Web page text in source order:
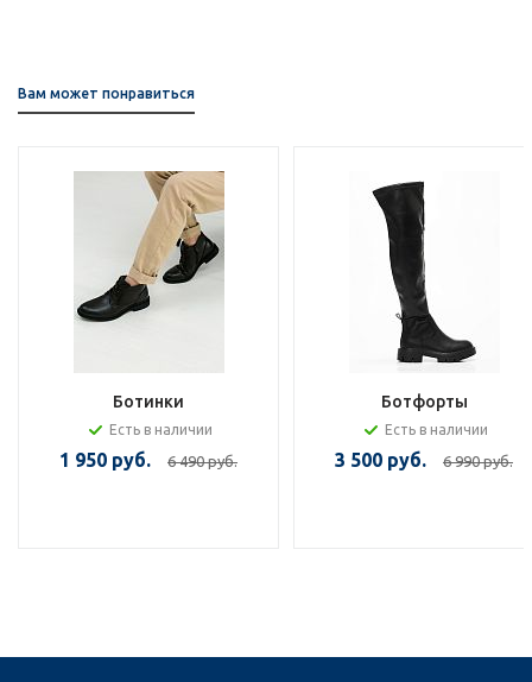
Вам может понравиться
Ботинки
Есть в наличии
1 950 руб. 6 490 руб.
Ботфорты
Есть в наличии
3 500 руб. 6 990 руб.